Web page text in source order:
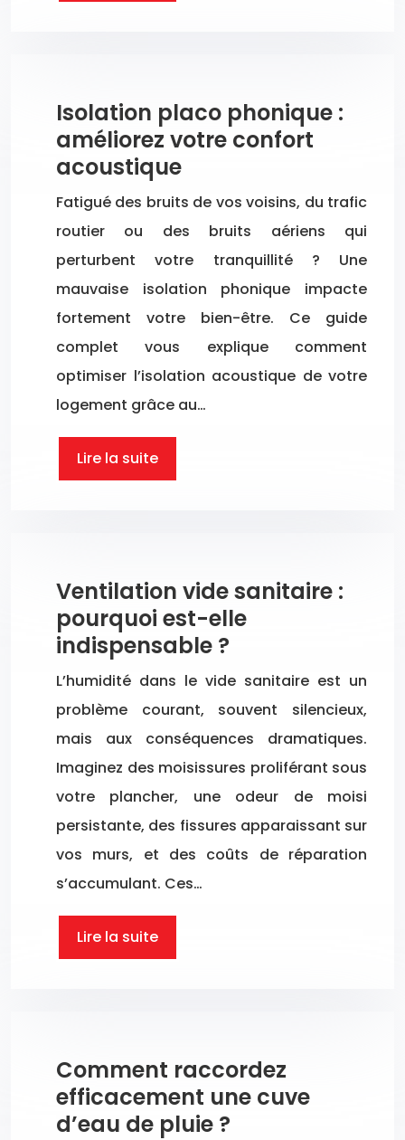
Isolation placo phonique :
améliorez votre confort
acoustique
Fatigué des bruits de vos voisins, du trafic
routier ou des bruits aériens qui
perturbent votre tranquillité ? Une
mauvaise isolation phonique impacte
fortement votre bien-être. Ce guide
complet vous explique comment
optimiser l’isolation acoustique de votre
logement grâce au…
Lire la suite
Ventilation vide sanitaire :
pourquoi est-elle
indispensable ?
L’humidité dans le vide sanitaire est un
problème courant, souvent silencieux,
mais aux conséquences dramatiques.
Imaginez des moisissures proliférant sous
votre plancher, une odeur de moisi
persistante, des fissures apparaissant sur
vos murs, et des coûts de réparation
s’accumulant. Ces…
Lire la suite
Comment raccordez
efficacement une cuve
d’eau de pluie ?